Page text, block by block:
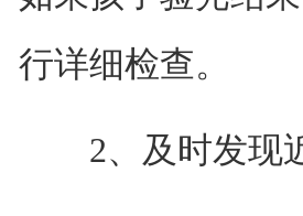
行详细检查。
2、及时发现